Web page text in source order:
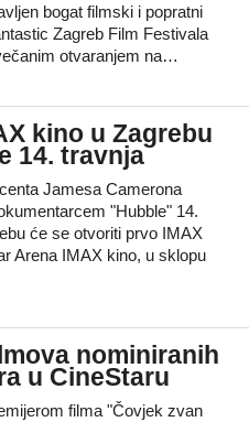
bogat filmski i popratni
Zagreb Film Festivala
otvaranjem na…
kino u Zagrebu
14. travnja
Jamesa Camerona
"Hubble" 14.
će se otvoriti prvo IMAX
Arena IMAX kino, u sklopu
nominiranih
u CineStaru
filma "Čovjek zvan